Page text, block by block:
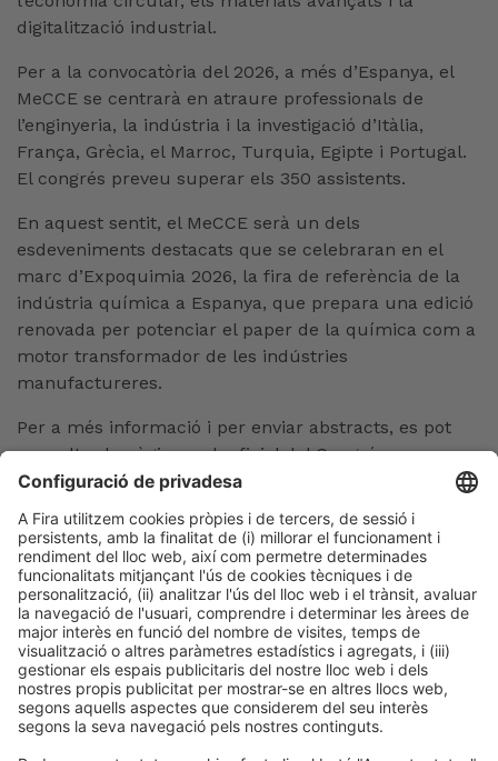
digitalització industrial.
Per a la convocatòria del 2026, a més d’Espanya, el
MeCCE se centrarà en atraure professionals de
l’enginyeria, la indústria i la investigació d’Itàlia,
França, Grècia, el Marroc, Turquia, Egipte i Portugal.
El congrés preveu superar els 350 assistents.
En aquest sentit, el MeCCE serà un dels
esdeveniments destacats que se celebraran en el
marc d’Expoquimia 2026, la fira de referència de la
indústria química a Espanya, que prepara una edició
renovada per potenciar el paper de la química com a
motor transformador de les indústries
manufactureres.
Per a més informació i per enviar abstracts, es pot
consultar la pàgina web oficial del Congrés
Mediterrani d’Enginyeria Química:
Barcelona, 10 de febrer de 2025
Maria Dolores Herranz
Tel. 93 233 25 41
mdherranz@firabarcelona.com